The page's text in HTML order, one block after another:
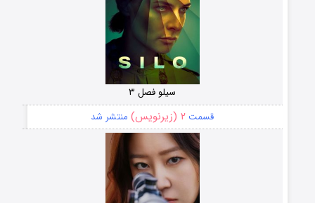
سیلو فصل ۳
قسمت ۲ (زیرنویس) منتشر شد